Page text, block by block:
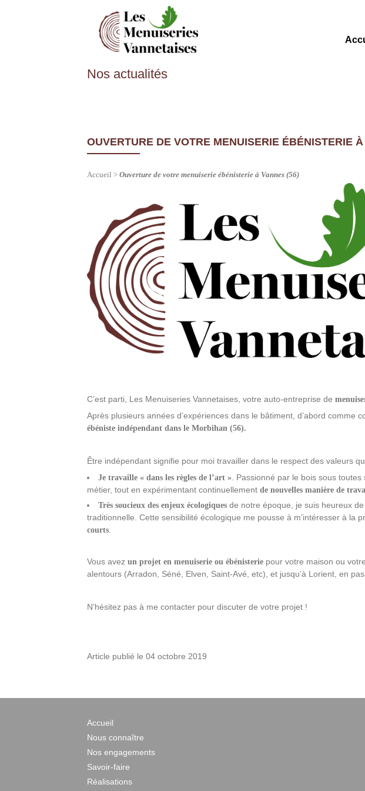
Nos actualités
OUVERTURE DE VOTRE MENUISERIE ÉBÉNISTERIE
Accueil > Ouverture de votre menuiserie ébénisterie à Vannes (56)
C’est parti, Les Menuiseries Vannetaises, votre auto-entreprise de
Après plusieurs années d’expériences dans le bâtiment, d’abord
ébéniste indépendant dans le Morbihan (56).
Être indépendant signifie pour moi travailler dans le respect des valeurs
Je travaille « dans les règles de l’art ». Passionné par le bois sous
métier, tout en expérimentant continuellement de nouvelles manière de
Très soucieux des enjeux écologiquesde notre époque, je suis heureux
traditionnelle. Cette sensibilité écologique me pousse à m’intéresser à la
courts.
Vous avez un projet en menuiserie ou ébénisteriepour votre maison ou
alentours (Arradon, Séné, Elven, Saint-Avé, etc), et jusqu’à Lorient, en
N’hésitez pas à me contacterpour discuter de votre projet !
Article publié le 04 octobre 2019
Accueil
Nous connaître
Nos engagements
Savoir-faire
Réalisations